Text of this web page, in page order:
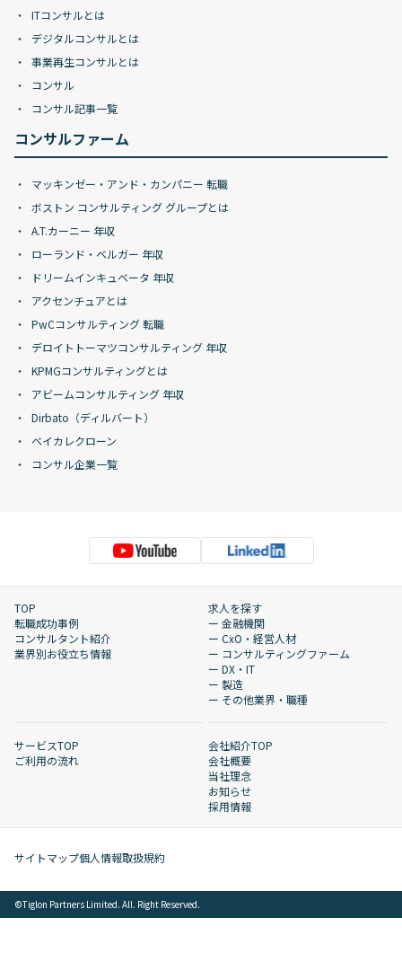
ITコンサルとは
デジタルコンサルとは
事業再生コンサルとは
コンサル
コンサル記事一覧
コンサルファーム
マッキンゼー・アンド・カンパニー 転職
ボストン コンサルティング グループとは
A.T.カーニー 年収
ローランド・ベルガー 年収
ドリームインキュベータ 年収
アクセンチュアとは
PwCコンサルティング 転職
デロイトトーマツコンサルティング 年収
KPMGコンサルティングとは
アビームコンサルティング 年収
Dirbato（ディルバート）
ベイカレクローン
コンサル企業一覧
TOP
転職成功事例
コンサルタント紹介
業界別お役立ち情報
求人を探す
ー 金融機関
ー CxO・経営人材
ー コンサルティングファーム
ー DX・IT
ー 製造
ー その他業界・職種
サービスTOP
ご利用の流れ
会社紹介TOP
会社概要
当社理念
お知らせ
採用情報
サイトマップ個人情報取扱規約
©︎Tiglon Partners Limited. All. Right Reserved.